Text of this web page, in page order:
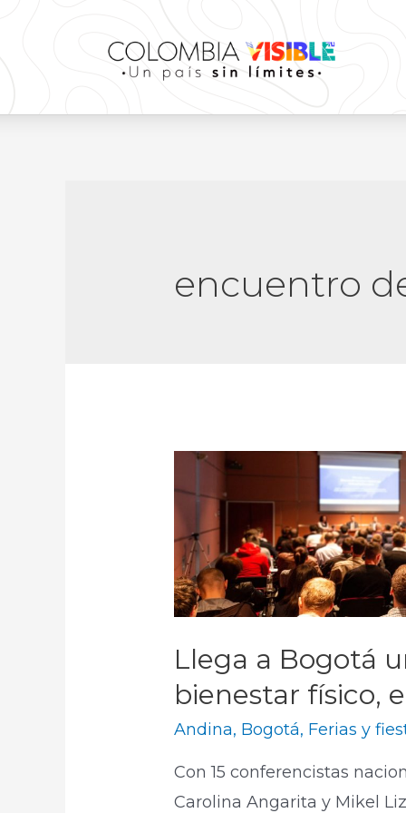
encuentro
Llega a Bogotá
bienestar físico,
Andina, Bogotá, Ferias y
Con 15 conferencistas
Carolina Angarita y Mikel